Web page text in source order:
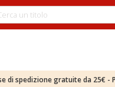
di spedizione gratuite da 25€